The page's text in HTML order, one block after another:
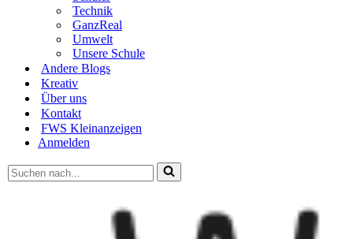
Technik
GanzReal
Umwelt
Unsere Schule
Andere Blogs
Kreativ
Über uns
Kontakt
FWS Kleinanzeigen
Anmelden
Suchen
nach …